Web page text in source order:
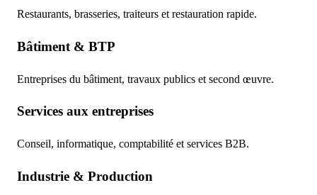
Restaurants, brasseries, traiteurs et restauration rapide.
Bâtiment & BTP
Entreprises du bâtiment, travaux publics et second œuvre.
Services aux entreprises
Conseil, informatique, comptabilité et services B2B.
Industrie & Production